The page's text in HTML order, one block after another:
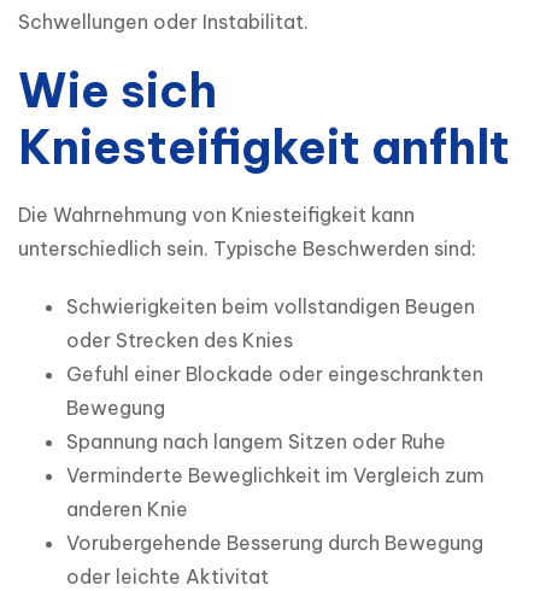
Schwellungen oder Instabilitat.
Wie sich
Kniesteifigkeit anfhlt
Die Wahrnehmung von Kniesteifigkeit kann
unterschiedlich sein. Typische Beschwerden sind:
Schwierigkeiten beim vollstandigen Beugen
oder Strecken des Knies
Gefuhl einer Blockade oder eingeschrankten
Bewegung
Spannung nach langem Sitzen oder Ruhe
Verminderte Beweglichkeit im Vergleich zum
anderen Knie
Vorubergehende Besserung durch Bewegung
oder leichte Aktivitat